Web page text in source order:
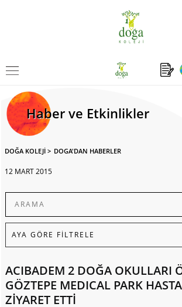
Haber ve Etkinlikler
DOĞA KOLEJİ > DOGA'DAN HABERLER
12 MART 2015
ACIBADEM 2 DOĞA OKULLARI
GÖZTEPE MEDICAL PARK
ZİYARET ETTİ